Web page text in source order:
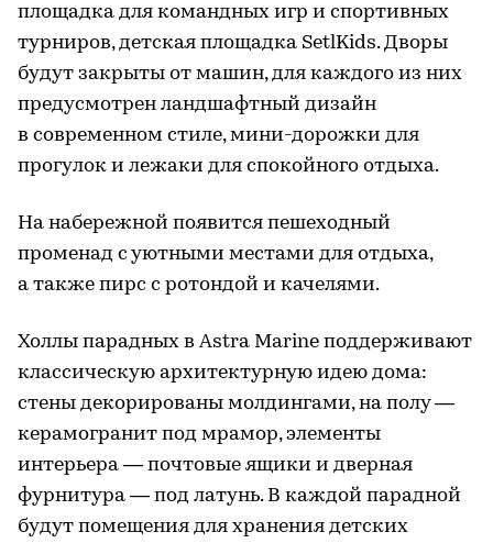
площадка для командных игр и спортивных
турниров, детская площадка SetlKids. Дворы
будут закрыты от машин, для каждого из них
предусмотрен ландшафтный дизайн
в современном стиле, мини-дорожки для
прогулок и лежаки для спокойного отдыха.
На набережной появится пешеходный
променад с уютными местами для отдыха,
а также пирс с ротондой и качелями.
Холлы парадных в Astra Marine поддерживают
классическую архитектурную идею дома:
стены декорированы молдингами, на полу —
керамогранит под мрамор, элементы
интерьера — почтовые ящики и дверная
фурнитура — под латунь. В каждой парадной
будут помещения для хранения детских